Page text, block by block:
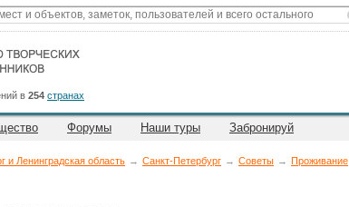
в 254 странах
Форумы Наши туры Забронируй
и Ленинградская область → Санкт-Петербург → Советы → Проживание